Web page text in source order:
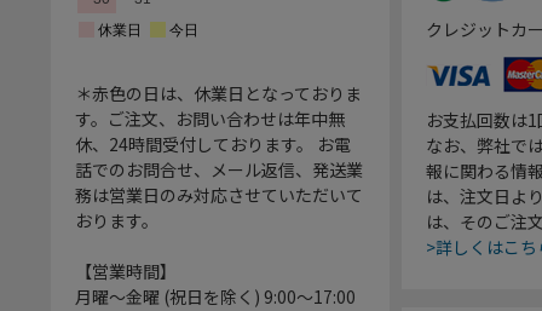
＊赤色の日は、休業日となっておりま
す。ご注文、お問い合わせは年中無
休、24時間受付しております。 お電
話でのお問合せ、メール返信、発送業
務は営業日のみ対応させていただいて
おります。
【営業時間】
月曜～金曜 (祝日を除く) 9:00～17:00
クレジットカ
お支払回数は
なお、弊社で
報に関わる情
は、注文日よ
は、そのご注
>詳しくはこち